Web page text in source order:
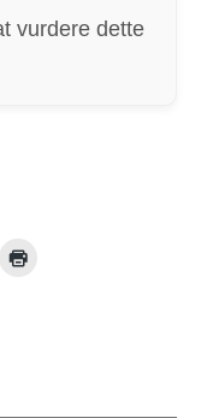
vurdere dette